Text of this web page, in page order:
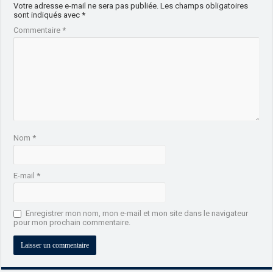
Votre adresse e-mail ne sera pas publiée. Les champs obligatoires
sont indiqués avec*
Commentaire*
Nom*
E-mail*
Enregistrer mon nom, mon e-mail et mon site dans le navigateur
pour mon prochain commentaire.